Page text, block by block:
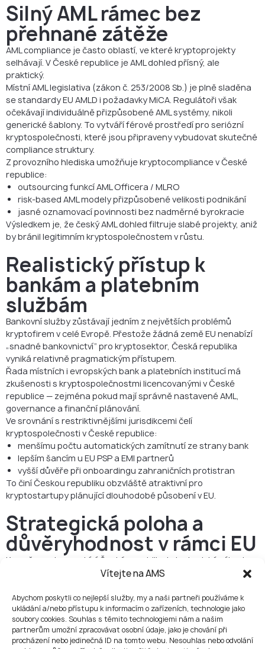
Vítejte na AMS
Abychom poskytli co nejlepší služby, my a naši partneři používáme k
ukládání a/nebo přístupu k informacím o zařízeních, technologie jako
soubory cookies. Souhlas s těmito technologiemi nám a našim
partnerům umožní zpracovávat osobní údaje, jako je chování při
procházení nebo jedinečná ID na tomto webu. Nesouhlas nebo odvolání
Silný AML rámec bez
přehnané zátěže
AML compliance je často oblastí, ve které kryptoprojekty
selhávají. V České republice je AML dohled přísný, ale
praktický.
Místní AML legislativa (zákon č. 253/2008 Sb.) je plně sladěna
se standardy EU AMLD i požadavky MiCA. Regulátoři však
očekávají individuálně přizpůsobené AML systémy, nikoli
generické šablony. To vytváří férové prostředí pro seriózní
kryptospolečnosti, které jsou připraveny vybudovat skutečné
compliance struktury.
Z provozního hlediska umožňuje kryptocompliance v České
republice:
outsourcing funkcí AML Officera / MLRO
risk-based AML modely přizpůsobené velikosti podnikání
jasné oznamovací povinnosti bez nadměrné byrokracie
Výsledkem je, že český AML dohled filtruje slabé projekty, aniž
by bránil legitimním kryptospolečnostem v růstu.
Realistický přístup k
bankám a platebním
službám
Bankovní služby zůstávají jedním z největších problémů
kryptofirem v celé Evropě. Přestože žádná země EU nenabízí
„snadné bankovnictví“ pro kryptosektor, Česká republika
vyniká relativně pragmatickým přístupem.
Řada místních i evropských bank a platebních institucí má
zkušenosti s kryptospolečnostmi licencovanými v České
republice — zejména pokud mají správně nastavené AML,
governance a finanční plánování.
Ve srovnání s restriktivnějšími jurisdikcemi čelí
kryptospolečnosti v České republice:
menšímu počtu automatických zamítnutí ze strany bank
lepším šancím u EU PSP a EMI partnerů
vyšší důvěře při onboardingu zahraničních protistran
To činí Českou republiku obzvláště atraktivní pro
kryptostartupy plánující dlouhodobé působení v EU.
Strategická poloha a
důvěryhodnost v rámci EU
Kromě regulace nabízí Česká republika i strategické výhody,
které posilují její pozici jako kryptohubu v EU.
západními a východními trhy. Zároveň české společnosti těží z
plné důvěryhodnosti v rámci EU — což offshore nebo
poloregulované jurisdikce pod MiCA jednoduše nabídnout
nemohou.